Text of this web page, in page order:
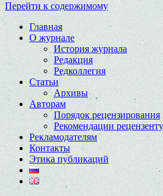
Перейти к содержимому
Главная
О журнале
История журнала
Редакция
Редколлегия
Статьи
Архивы
Авторам
Порядок рецензирования
Рекомендации рецензенту
Рекламодателям
Контакты
Этика публикаций